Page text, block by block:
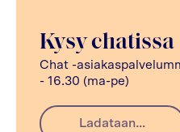
Kysy chatissa
Chat -
- 16.30 (ma-pe)
Ladataan...